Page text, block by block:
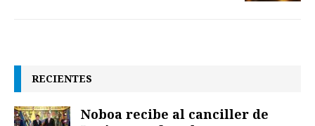
RECIENTES
Noboa recibe al canciller de